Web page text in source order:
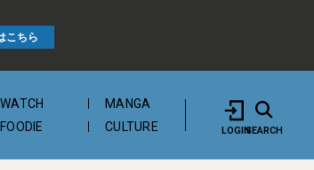
こちら
WATCH
MANGA
FOODIE CULTURE LOGINSEARCH